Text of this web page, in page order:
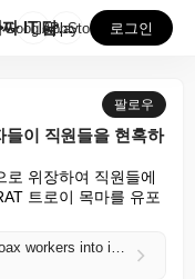
마이크로소프트 팀즈의 가짜 IT 담당자들이 직원들을 현...
GooglePlay
AppStore 로그인
팔로우
들이 직원들을 현혹하
로 위장하여 직원들에
트로이 목마를 유포
Fake IT bods on Microsoft Teams coax workers into installing malware